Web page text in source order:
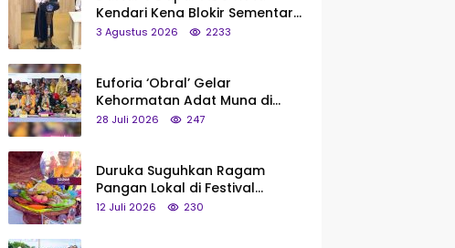
Kendari Kena Blokir Sementara
dari Pusat
3 Agustus 2026 2233
Euforia ‘Obral’ Gelar
Kehormatan Adat Muna di
Silaturahmi KKMM, Ridwan Bae:
28 Juli 2026 247
Duruka Suguhkan Ragam
Pangan Lokal di Festival
Liangkobhori, Dari Umbi Rebus
12 Juli 2026 230